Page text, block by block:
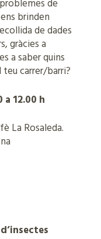
de
brinden
de dades
gràcies a
a saber quins
carrer/barri?
12.00 h
La Rosaleda.